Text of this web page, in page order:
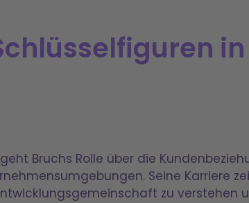
in
Bruchs Rolle über die
Seine Karriere
zu verstehen